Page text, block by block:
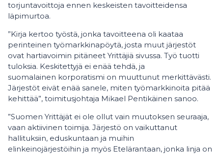
torjuntavoittoja ennen keskeisten tavoitteidensa
läpimurtoa.
”Kirja kertoo työstä, jonka tavoitteena oli kaataa
perinteinen työmarkkinapöytä, josta muut järjestöt
ovat hartiavoimin pitäneet Yrittäjiä sivussa. Työ tuotti
tuloksia. Keskitettyjä ei enää tehdä, ja
suomalainen korporatismi on muuttunut merkittävästi.
Järjestöt eivät enää sanele, miten työmarkkinoita pitää
kehittää”, toimitusjohtaja Mikael Pentikäinen sanoo.
”Suomen Yrittäjät ei ole ollut vain muutoksen seuraaja,
vaan aktiivinen toimija. Järjestö on vaikuttanut
hallituksiin, eduskuntaan ja muihin
elinkeinojärjestöihin ja myös Etelärantaan, jonka linja on